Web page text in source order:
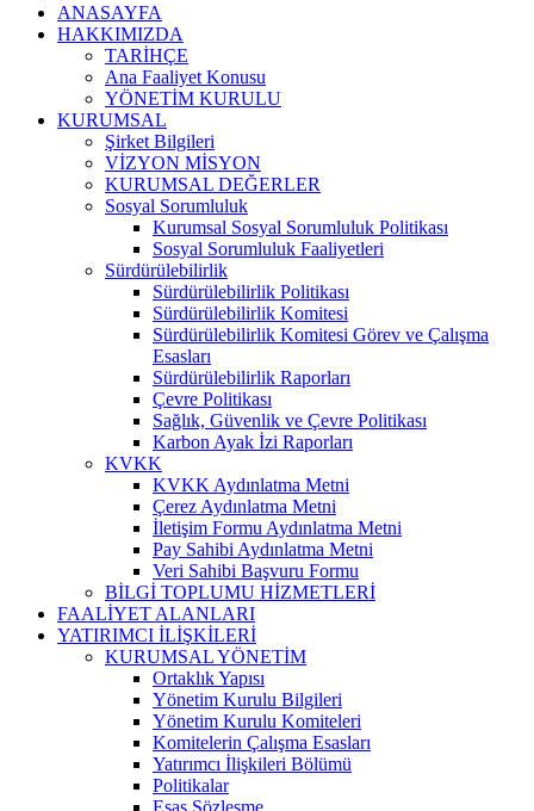
ANASAYFA
HAKKIMIZDA
TARİHÇE
Ana Faaliyet Konusu
YÖNETİM KURULU
KURUMSAL
Şirket Bilgileri
VİZYON MİSYON
KURUMSAL DEĞERLER
Sosyal Sorumluluk
Kurumsal Sosyal Sorumluluk Politikası
Sosyal Sorumluluk Faaliyetleri
Sürdürülebilirlik
Sürdürülebilirlik Politikası
Sürdürülebilirlik Komitesi
Sürdürülebilirlik Komitesi Görev ve Çalışma
Esasları
Sürdürülebilirlik Raporları
Çevre Politikası
Sağlık, Güvenlik ve Çevre Politikası
Karbon Ayak İzi Raporları
KVKK
KVKK Aydınlatma Metni
Çerez Aydınlatma Metni
İletişim Formu Aydınlatma Metni
Pay Sahibi Aydınlatma Metni
Veri Sahibi Başvuru Formu
BİLGİ TOPLUMU HİZMETLERİ
FAALİYET ALANLARI
YATIRIMCI İLİŞKİLERİ
KURUMSAL YÖNETİM
Ortaklık Yapısı
Yönetim Kurulu Bilgileri
Yönetim Kurulu Komiteleri
Komitelerin Çalışma Esasları
Yatırımcı İlişkileri Bölümü
Politikalar
Esas Sözleşme